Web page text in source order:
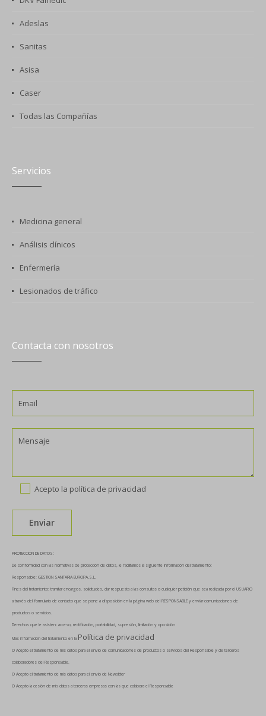
Adeslas
Sanitas
Asisa
Caser
Todas las Compañías
Servicios
Medicina general
Análisis clínicos
Enfermería
Lesionados de tráfico
Contacta con nosotros
Acepto la política de privacidad
PROTECCIÓN DE DATOS:
De conformidad con las normativas de protección de datos, le facilitamos la siguiente información del tratamiento:
Responsable: GESTION SANITARIA EUROPA,S.L.
Fines del tratamiento: tramitar encargos, solicitudes, dar respuesta a las consultas o cualquier petición que sea realizada por el USUARIO
a través del formulario de contacto que se pone a disposición en la página web del RESPONSABLE y enviar comunicaciones de
productos o servicios.
Derechos que le asisten: acceso, rectificación, portabilidad, supresión, limitación y oposición
Más información del tratamiento en la Política de privacidad
O Acepto el tratamiento de mis datos para el envío de comunicaciones de productos o servicios del Responsable y de terceros
colaboradores del Responsable.
O Acepto el tratamiento de mis datos para el envío de Newsltter
O Acepto la cesión de mis datos a terceras empresas con las que colabora el Responsable